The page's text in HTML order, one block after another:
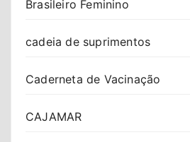
Brasileiro Feminino
cadeia de suprimentos
Caderneta de Vacinação
CAJAMAR